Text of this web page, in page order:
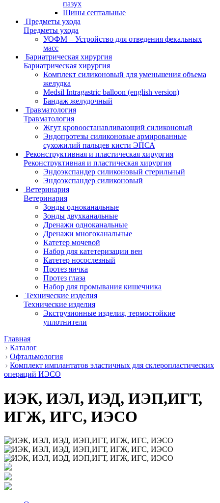
пазух
Шины септальные
Предметы ухода
Предметы ухода
УОФМ – Устройство для отведения фекальных
масс
Бариатрическая хирургия
Бариатрическая хирургия
Комплект силиконовый для уменьшения объема
желудка
Medsil Intragastric balloon (english version)
Бандаж желудочный
Травматология
Травматология
Жгут кровоостанавливающий силиконовый
Эндопротезы силиконовые армированные
сухожилий пальцев кисти ЭПСА
Реконструктивная и пластическая хирургия
Реконструктивная и пластическая хирургия
Эндоэкспандер силиконовый стерильный
Эндоэкспандер силиконовый
Ветеринария
Ветеринария
Зонды одноканальные
Зонды двухканальные
Дренажи одноканальные
Дренажи многоканальные
Катетер мочевой
Набор для катетеризации вен
Катетер носослезный
Протез яичка
Протез глаза
Набор для промывания кишечника
Технические изделия
Технические изделия
Экструзионные изделия, термостойкие
уплотнители
Главная
Каталог
Офтальмология
Комплект имплантатов эластичных для склеропластических
операций ИЭСО
ИЭК, ИЭЛ, ИЭД, ИЭП,ИГТ,
ИГЖ, ИГС, ИЭСО